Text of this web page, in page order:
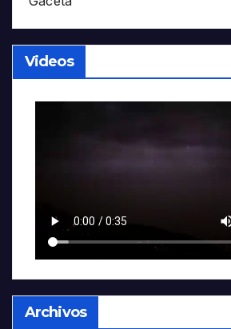
Videos
Archivos